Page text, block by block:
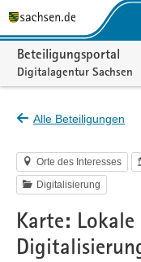
Portalnavigation
Beteiligungsportal
Digitalagentur Sachsen
Alle Beteiligungen
Orte des Interesses
Digitalisierung
Karte: